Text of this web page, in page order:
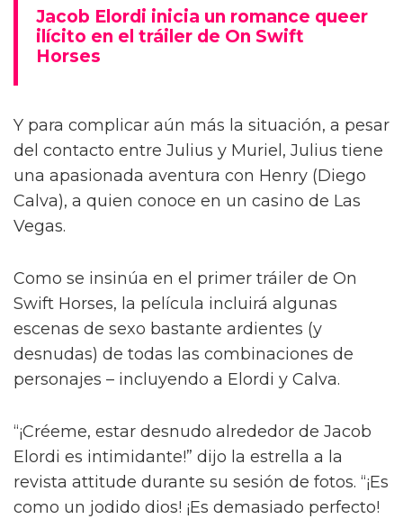
Jacob Elordi inicia un romance queer
ilícito en el tráiler de On Swift
Horses
Y para complicar aún más la situación, a pesar
del contacto entre Julius y Muriel, Julius tiene
una apasionada aventura con Henry (Diego
Calva), a quien conoce en un casino de Las
Vegas.
Como se insinúa en el primer tráiler de On
Swift Horses, la película incluirá algunas
escenas de sexo bastante ardientes (y
desnudas) de todas las combinaciones de
personajes – incluyendo a Elordi y Calva.
“¡Créeme, estar desnudo alrededor de Jacob
Elordi es intimidante!” dijo la estrella a la
revista attitude durante su sesión de fotos. “¡Es
como un jodido dios! ¡Es demasiado perfecto!